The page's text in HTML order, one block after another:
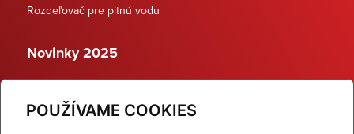
POUŽÍVAME COOKIES
Rozdeľovač pre pitnú vodu
Novinky 2025
Dynamické termostatické ventily